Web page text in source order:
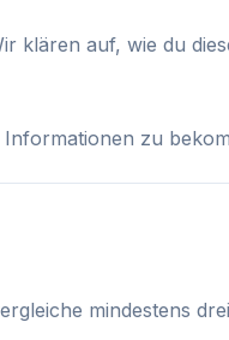
klären auf, wie du
zu
mindestens drei